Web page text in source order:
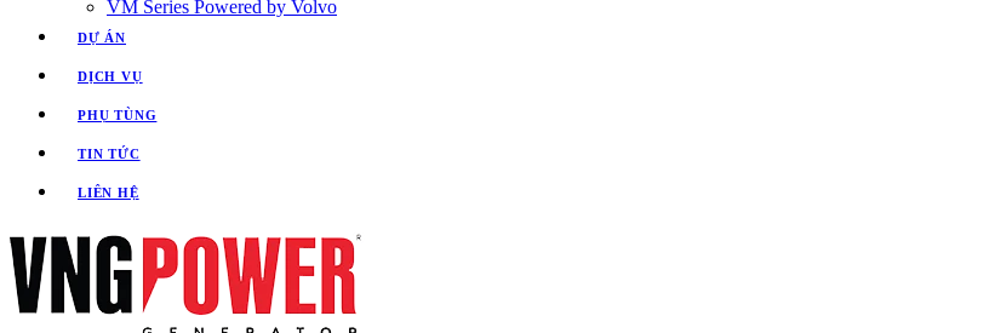
VM Series Powered by Volvo
DỰ ÁN
DỊCH VỤ
PHỤ TÙNG
TIN TỨC
LIÊN HỆ